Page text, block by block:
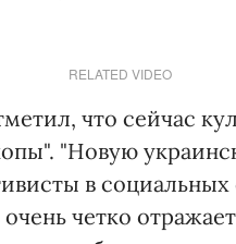
RELATED VIDEO
что сейчас
"Новую
в социальных
четко